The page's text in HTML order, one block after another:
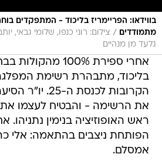
מתמודדים
/ צילום: רוני כנפו, שלומי גבאי,
גלעד מן מנהיים
אחרי ספירת 100%
בליכוד, מתבהרת רשימת
הקרובות לכנסת ה-
את הרשימה - והבטיח לעצמו
ראש האופוזיציה בנימין נתניהו.
הפותחת ניצבים בהתאמה: אלי
אמסלם.